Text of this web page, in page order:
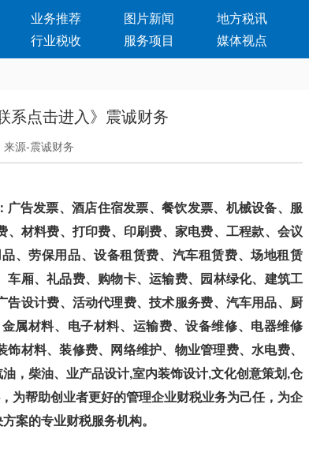
业务推荐 图片新闻 地方税讯
行业税收 服务项目 媒体视点
系点击进入》震诚财务
来源-震诚财务
发票、酒店住宿发票、餐饮发票、机械设备、服
、材料费、打印费、印刷费、家电费、工程款、会议
、劳保用品、设备租赁费、汽车租赁费、场地租赁
厢、礼品费、购物卡、运输费、园林绿化、建筑工
告设计费、活动代理费、技术服务费、汽车用品、厨
属材料、电子材料、运输费、设备维修、电器维修
材料、装修费、网络维护、物业管理费、水电费、
油，柴油、业产品设计,室内装饰设计,文化创意策划,仓
为帮助创业者更好的管理企业财税业务为己任，为企
的专业财税服务机构。